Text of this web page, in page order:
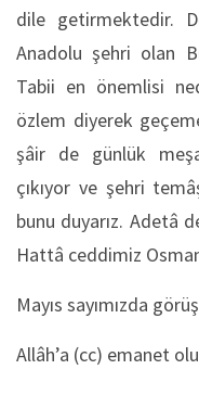
dile getirmektedir.
Anadolu şehri olan
Tabii en önemlisi
özlem diyerek
şâir de günlük
çıkıyor ve şehri
bunu duyarız. Adetâ
Hattâ ceddimiz
Mayıs sayımızda
Allâh’a (cc) emanet